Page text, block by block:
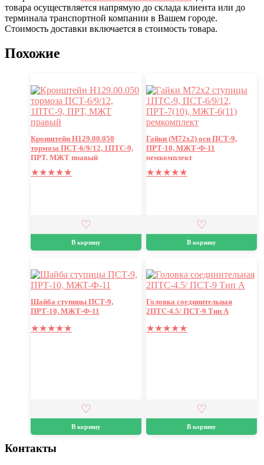
товара осуществляется напрямую до склада клиента или до
терминала транспортной компании в Вашем городе.
Стоимость доставки включается в стоимость товара.
Похожие
Кронштейн Н129.00.050
тормоза ПСТ-6/9/12, 1ПТС-9,
ПРТ, МЖТ правый
★★★★★
В корзину
Гайки (М72х2) оси ПСТ-9,
ПРТ-10, МЖТ-Ф-11
ремкомплект
★★★★★
В корзину
Шайба ступицы ПСТ-9,
ПРТ-10, МЖТ-Ф-11
★★★★★
В корзину
Головка соединительная
2ПТС-4.5/ ПСТ-9 Тип А
★★★★★
В корзину
Контакты